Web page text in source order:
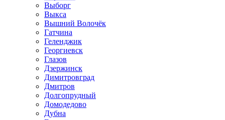
Выборг
Выкса
Вышний Волочёк
Гатчина
Геленджик
Георгиевск
Глазов
Дзержинск
Димитровград
Дмитров
Долгопрудный
Домодедово
Дубна